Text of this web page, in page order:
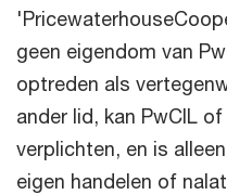
geen eigendom van
optreden als
ander lid, kan PwCIL
verplichten, en is
eigen handelen of